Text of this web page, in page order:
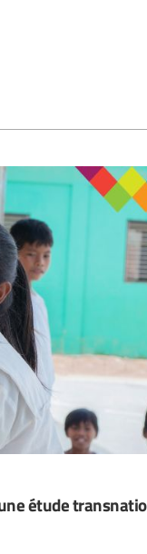
étude